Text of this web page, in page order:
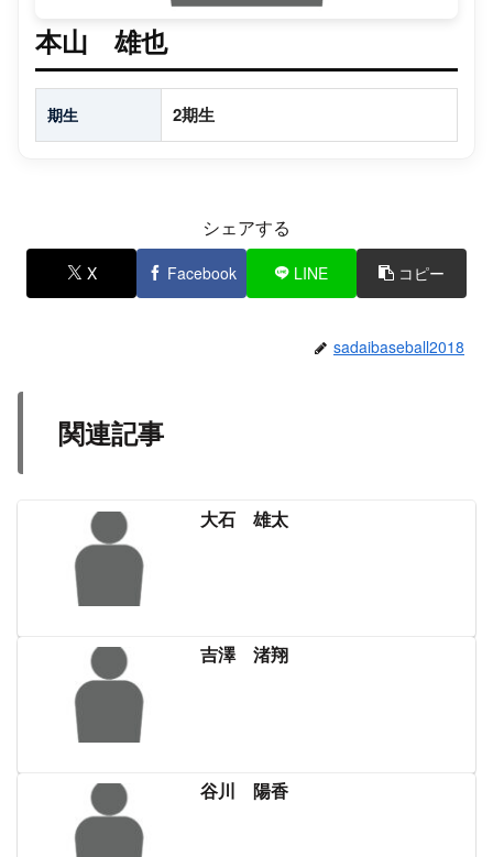
本山 雄也
期生 2期生
シェアする
X Facebook LINE コピー
sadaibaseball2018
関連記事
大石 雄太
吉澤 渚翔
谷川 陽香